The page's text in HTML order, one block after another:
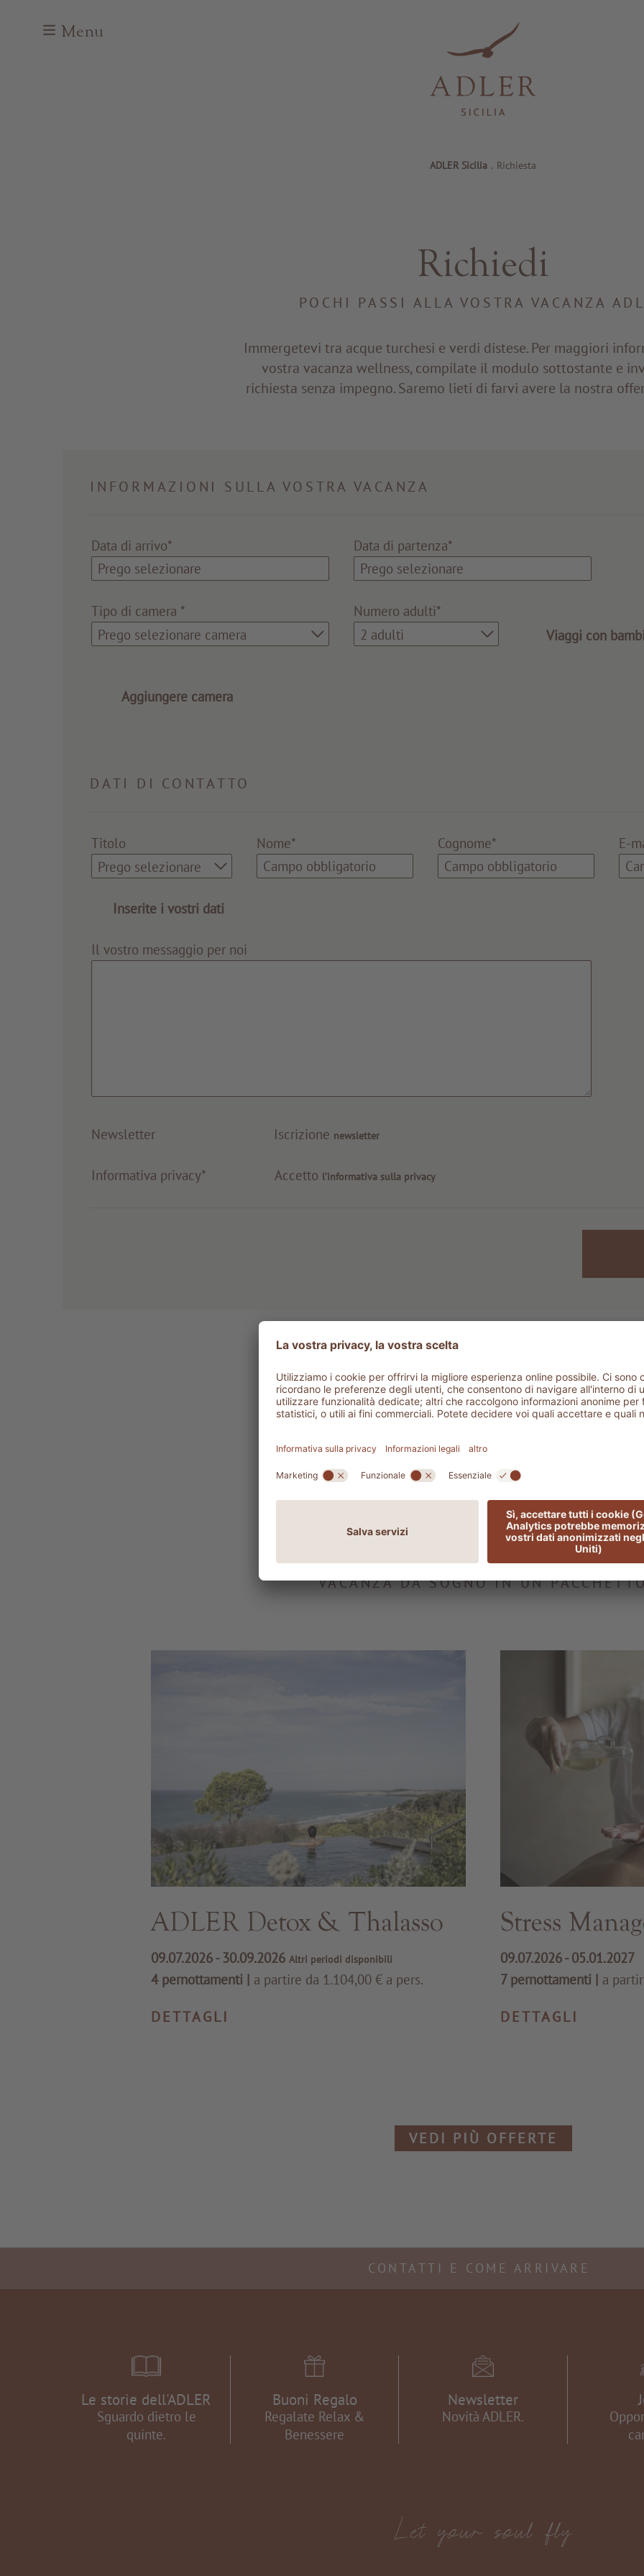
Menu
ADLER Sicilia . Richiesta
Richiedi
POCHI PASSI ALLA VOSTRA VACANZA
Immergetevi tra acque turchesi e verdi distese. Per maggiori
vostra vacanza wellness, compilate il modulo sottostante e
richiesta senza impegno. Saremo lieti di farvi avere la nostra
INFORMAZIONI SULLA VOSTRA VACANZA
Data di arrivo* Data di partenza*
Tipo di camera *
Prego selezionare camera
Numero adulti*
2 adulti
Viaggi con
Aggiungere camera
DATI DI CONTATTO
Titolo
Prego selezionare
Nome* Cognome* E-
Inserite i vostri dati
Il vostro messaggio per noi
Newsletter Iscrizione newsletter
Informativa privacy* Accetto l’informativa sulla privacy
OFFERTE
Best of ADLER
VACANZA DA SOGNO IN UN
ADLER Detox & Thalasso
09.07.2026 - 30.09.2026 Altri periodi disponibili
4 pernottamenti | a partire da 1.104,00 € a pers.
DETTAGLI
Stress
09.07.2026 - 05.01.2027
7 pernottamenti | a
DETTAGLI
VEDI PIÙ OFFERTE
CONTATTI E COME ARRIVARE
Le storie dell'ADLER
Sguardo dietro le
quinte.
Buoni Regalo
Regalate Relax &
Benessere
Newsletter
Novità ADLER.